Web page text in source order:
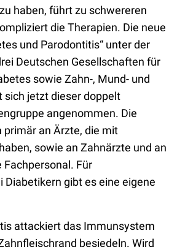
haben, führt zu schwereren
die Therapien. Die neue
und Parodontitis“ unter der
Deutschen Gesellschaften für
sowie Zahn-, Mund- und
sich jetzt dieser doppelt
angenommen. Die
an Ärzte, die mit
sowie an Zahnärzte und an
Für
gibt es eine eigene
attackiert das Immunsystem
besiedeln. Wird